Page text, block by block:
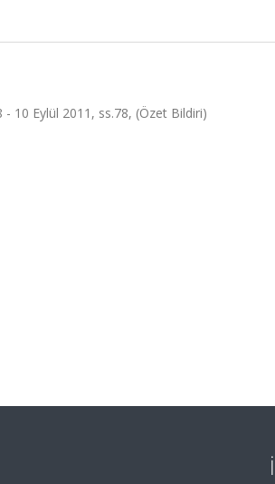
10 Eylül 2011, ss.78, (Özet Bildiri)